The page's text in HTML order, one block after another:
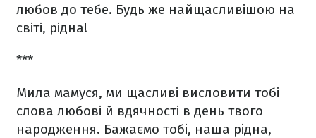
любов до тебе. Будь же найщасливішою на
світі, рідна!
***
Мила мамуся, ми щасливі висловити тобі
слова любові й вдячності в день твого
народження. Бажаємо тобі, наша рідна,